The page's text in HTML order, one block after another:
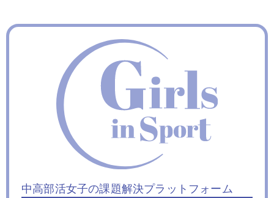
中高部活女子の課題解決プラットフォーム